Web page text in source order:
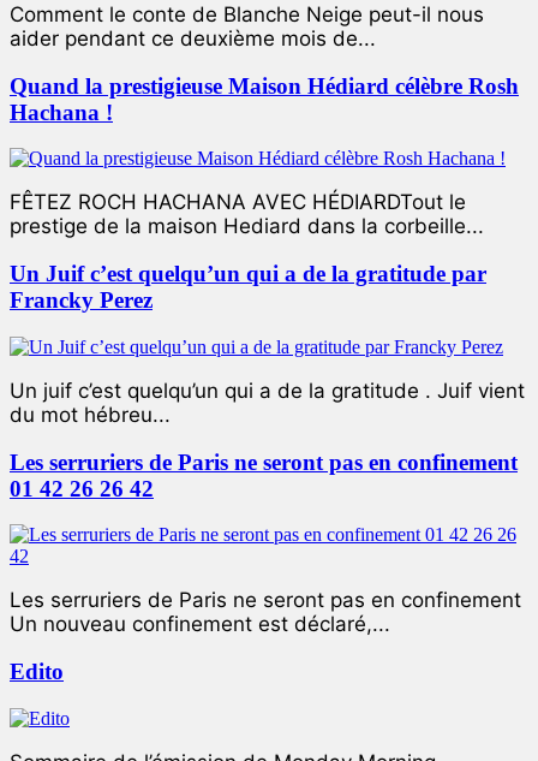
Comment le conte de Blanche Neige peut-il nous
aider pendant ce deuxième mois de...
Quand la prestigieuse Maison Hédiard célèbre Rosh
Hachana !
FÊTEZ ROCH HACHANA AVEC HÉDIARDTout le
prestige de la maison Hediard dans la corbeille...
Un Juif c’est quelqu’un qui a de la gratitude par
Francky Perez
Un juif c’est quelqu’un qui a de la gratitude . Juif vient
du mot hébreu...
Les serruriers de Paris ne seront pas en confinement
01 42 26 26 42
Les serruriers de Paris ne seront pas en confinement
Un nouveau confinement est déclaré,...
Edito